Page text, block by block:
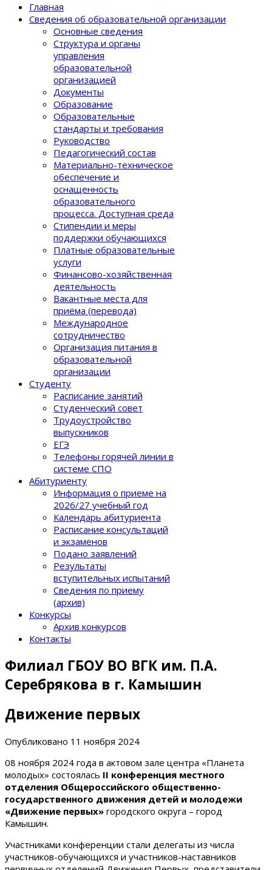
Главная
Сведения об образовательной организации
Основные сведения
Структура и органы
управления
образовательной
организацией
Документы
Образование
Образовательные
стандарты и требования
Руководство
Педагогический состав
Материально-техническое
обеспечение и
оснащенность
образовательного
процеcса. Доступная среда
Стипендии и меры
поддержки обучающихся
Платные образовательные
услуги
Финансово-хозяйственная
деятельность
Вакантные места для
приёма (перевода)
Международное
сотрудничество
Организация питания в
образовательной
организации
Студенту
Расписание занятий
Студенческий совет
Трудоустройство
выпускников
ЕГЭ
Телефоны горячей линии в
системе СПО
Абитуриенту
Информация о приеме на
2026/27 учебный год
Календарь абитуриента
Расписание консультаций
и экзаменов
Подано заявлений
Результаты
вступительных испытаний
Сведения по приему
(архив)
Конкурсы
Архив конкурсов
Контакты
Филиал ГБОУ ВО ВГК им. П.А.
Серебрякова в г. Камышин
Движение первых
Опубликовано 11 ноября 2024
08 ноября 2024 года в актовом зале центра «Планета
молодых» состоялась II конференция местного
отделения Общероссийского общественно-
государственного движения детей и молодежи
«Движение первых» городского округа – город
Камышин.
Участниками конференции стали делегаты из числа
участников-обучающихся и участников-наставников